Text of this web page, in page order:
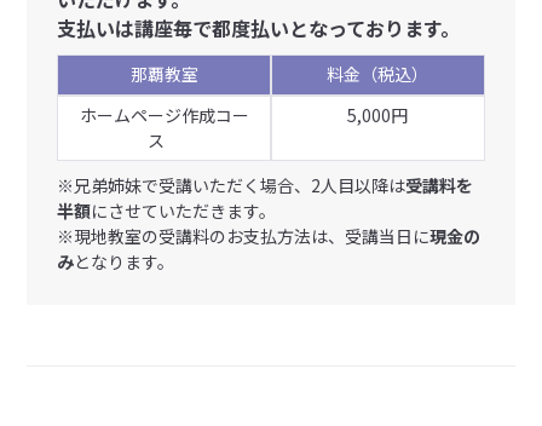
支払いは講座毎で都度払いとなっております。
那覇教室
料金（税込）
ホームページ作成コー
ス
5,000円
※兄弟姉妹で受講いただく場合、2人目以降は受講料を
半額にさせていただきます。
※現地教室の受講料のお支払方法は、受講当日に現金の
みとなります。